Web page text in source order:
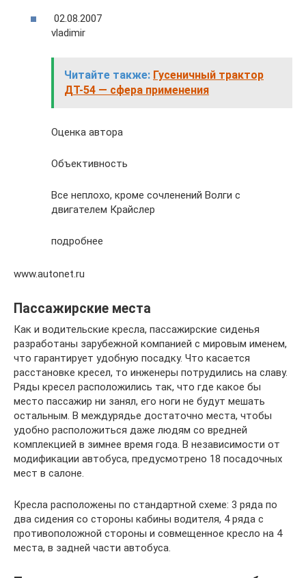
02.08.2007
vladimir
Читайте также: Гусеничный трактор
ДТ-54 — сфера применения
Оценка автора
Объективность
Все неплохо, кроме сочленений Волги с
двигателем Крайслер
подробнее
www.autonet.ru
Пассажирские места
Как и водительские кресла, пассажирские сиденья
разработаны зарубежной компанией с мировым именем,
что гарантирует удобную посадку. Что касается
расстановке кресел, то инженеры потрудились на славу.
Ряды кресел расположились так, что где какое бы
место пассажир ни занял, его ноги не будут мешать
остальным. В междурядье достаточно места, чтобы
удобно расположиться даже людям со вредней
комплекцией в зимнее время года. В независимости от
модификации автобуса, предусмотрено 18 посадочных
мест в салоне.
Кресла расположены по стандартной схеме: 3 ряда по
два сидения со стороны кабины водителя, 4 ряда с
противоположной стороны и совмещенное кресло на 4
места, в задней части автобуса.